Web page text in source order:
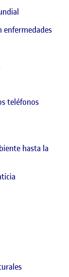
enfermedades
teléfonos
hasta la